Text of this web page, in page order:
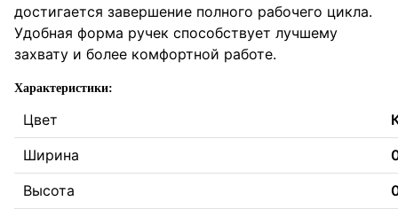
достигается завершение полного рабочего цикла.
Удобная форма ручек способствует лучшему
захвату и более комфортной работе.
Характеристики:
Цвет
Ширина
Высота